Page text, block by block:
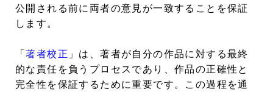
公開される前に両者の意見が一致することを保証
します。
「著者校正 」は、著者が自分の作品に対する最終
的な責任を負うプロセスであり、作品の正確性と
完全性を保証するために重要です。この過程を通